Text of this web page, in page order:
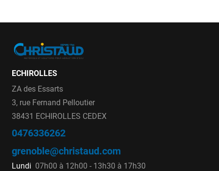
ECHIROLLES
ZA des Essarts
3, rue Fernand Pelloutier
38431 ECHIROLLES CEDEX
0476336262
grenoble@christaud.com
Lundi 07h00 à 12h00 - 13h30 à 17h30